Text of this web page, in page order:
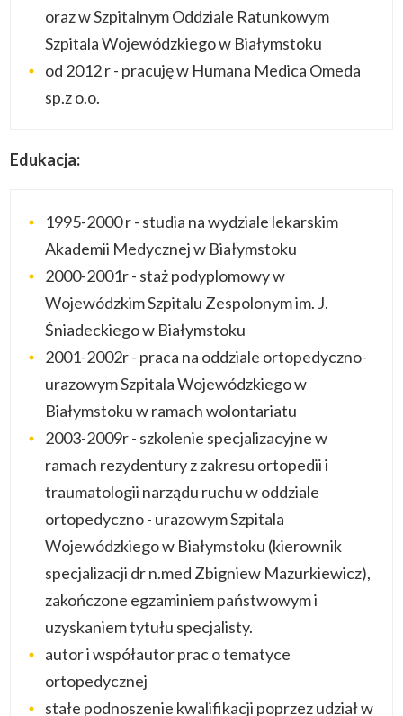
oraz w Szpitalnym Oddziale Ratunkowym
Szpitala Wojewódzkiego w Białymstoku
od 2012 r - pracuję w Humana Medica Omeda
sp.z o.o.
Edukacja:
1995-2000 r - studia na wydziale lekarskim
Akademii Medycznej w Białymstoku
2000-2001r - staż podyplomowy w
Wojewódzkim Szpitalu Zespolonym im. J.
Śniadeckiego w Białymstoku
2001-2002r - praca na oddziale ortopedyczno-
urazowym Szpitala Wojewódzkiego w
Białymstoku w ramach wolontariatu
2003-2009r - szkolenie specjalizacyjne w
ramach rezydentury z zakresu ortopedii i
traumatologii narządu ruchu w oddziale
ortopedyczno - urazowym Szpitala
Wojewódzkiego w Białymstoku (kierownik
specjalizacji dr n.med Zbigniew Mazurkiewicz),
zakończone egzaminiem państwowym i
uzyskaniem tytułu specjalisty.
autor i współautor prac o tematyce
ortopedycznej
stałe podnoszenie kwalifikacji poprzez udział w